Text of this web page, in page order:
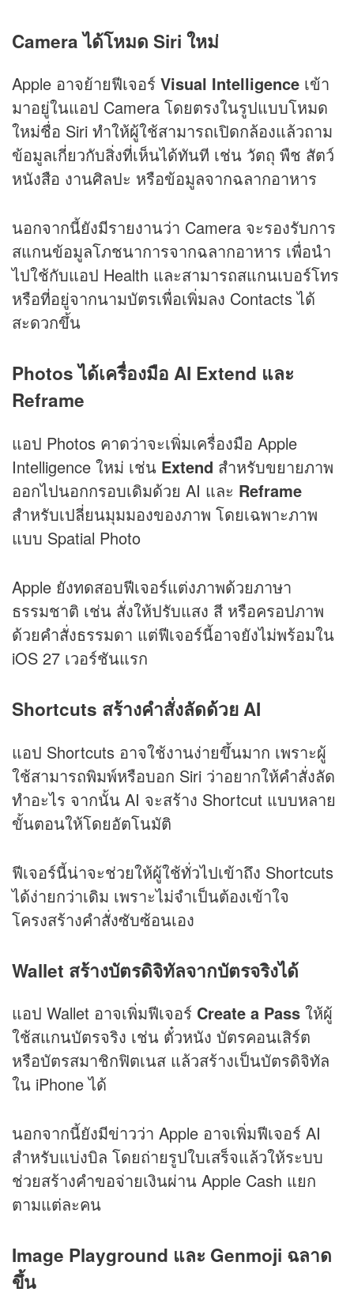
Camera ได้โหมด Siri ใหม่
Apple อาจย้ายฟีเจอร์ Visual Intelligence เข้า
มาอยู่ในแอป Camera โดยตรงในรูปแบบโหมด
ใหม่ชื่อ Siri ทำให้ผู้ใช้สามารถเปิดกล้องแล้วถาม
ข้อมูลเกี่ยวกับสิ่งที่เห็นได้ทันที เช่น วัตถุ พืช สัตว์
หนังสือ งานศิลปะ หรือข้อมูลจากฉลากอาหาร
นอกจากนี้ยังมีรายงานว่า Camera จะรองรับการ
สแกนข้อมูลโภชนาการจากฉลากอาหาร เพื่อนำ
ไปใช้กับแอป Health และสามารถสแกนเบอร์โทร
หรือที่อยู่จากนามบัตรเพื่อเพิ่มลง Contacts ได้
สะดวกขึ้น
Photos ได้เครื่องมือ AI Extend และ
Reframe
แอป Photos คาดว่าจะเพิ่มเครื่องมือ Apple
Intelligence ใหม่ เช่น Extend สำหรับขยายภาพ
ออกไปนอกกรอบเดิมด้วย AI และ Reframe
สำหรับเปลี่ยนมุมมองของภาพ โดยเฉพาะภาพ
แบบ Spatial Photo
Apple ยังทดสอบฟีเจอร์แต่งภาพด้วยภาษา
ธรรมชาติ เช่น สั่งให้ปรับแสง สี หรือครอปภาพ
ด้วยคำสั่งธรรมดา แต่ฟีเจอร์นี้อาจยังไม่พร้อมใน
iOS 27 เวอร์ชันแรก
Shortcuts สร้างคำสั่งลัดด้วย AI
แอป Shortcuts อาจใช้งานง่ายขึ้นมาก เพราะผู้
ใช้สามารถพิมพ์หรือบอก Siri ว่าอยากให้คำสั่งลัด
ทำอะไร จากนั้น AI จะสร้าง Shortcut แบบหลาย
ขั้นตอนให้โดยอัตโนมัติ
ฟีเจอร์นี้น่าจะช่วยให้ผู้ใช้ทั่วไปเข้าถึง Shortcuts
ได้ง่ายกว่าเดิม เพราะไม่จำเป็นต้องเข้าใจ
โครงสร้างคำสั่งซับซ้อนเอง
Wallet สร้างบัตรดิจิทัลจากบัตรจริงได้
แอป Wallet อาจเพิ่มฟีเจอร์ Create a Pass ให้ผู้
ใช้สแกนบัตรจริง เช่น ตั๋วหนัง บัตรคอนเสิร์ต
หรือบัตรสมาชิกฟิตเนส แล้วสร้างเป็นบัตรดิจิทัล
ใน iPhone ได้
นอกจากนี้ยังมีข่าวว่า Apple อาจเพิ่มฟีเจอร์ AI
สำหรับแบ่งบิล โดยถ่ายรูปใบเสร็จแล้วให้ระบบ
ช่วยสร้างคำขอจ่ายเงินผ่าน Apple Cash แยก
ตามแต่ละคน
Image Playground และ Genmoji ฉลาด
ขึ้น